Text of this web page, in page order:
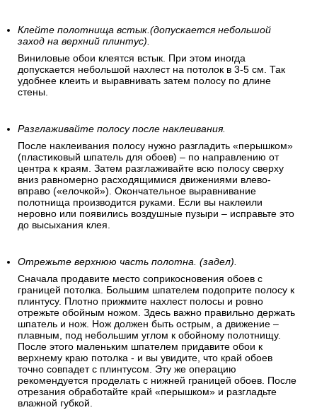
Клейте полотнища встык.(допускается небольшой
заход на верхний плинтус).
Виниловые обои клеятся встык. При этом иногда
допускается небольшой нахлест на потолок в 3-5 см. Так
удобнее клеить и выравнивать затем полосу по длине
стены.
Разглаживайте полосу после наклеивания.
После наклеивания полосу нужно разгладить «перышком»
(пластиковый шпатель для обоев) – по направлению от
центра к краям. Затем разглаживайте всю полосу сверху
вниз равномерно расходящимися движениями влево-
вправо («елочкой»). Окончательное выравнивание
полотнища производится руками. Если вы наклеили
неровно или появились воздушные пузыри – исправьте это
до высыхания клея.
Отрежьте верхнюю часть полотна. (задел).
Сначала продавите место соприкосновения обоев с
границей потолка. Большим шпателем подоприте полосу к
плинтусу. Плотно прижмите нахлест полосы и ровно
отрежьте обойным ножом. Здесь важно правильно держать
шпатель и нож. Нож должен быть острым, а движение –
плавным, под небольшим углом к обойному полотнищу.
После этого маленьким шпателем придавите обои к
верхнему краю потолка - и вы увидите, что край обоев
точно совпадет с плинтусом. Эту же операцию
рекомендуется проделать с нижней границей обоев. После
отрезания обработайте край «перышком» и разгладьте
влажной губкой.